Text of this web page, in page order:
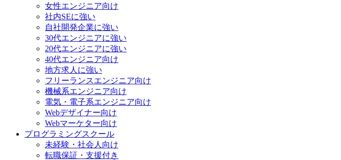
女性エンジニア向け
社内SEに強い
自社開発企業に強い
30代エンジニアに強い
20代エンジニアに強い
40代エンジニア向け
地方求人に強い
フリーランスエンジニア向け
機械系エンジニア向け
電気・電子系エンジニア向け
Webデザイナー向け
Webマーケター向け
プログラミングスクール
未経験・社会人向け
転職保証・支援付き